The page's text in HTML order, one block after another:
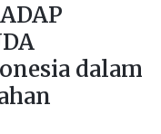
dalam